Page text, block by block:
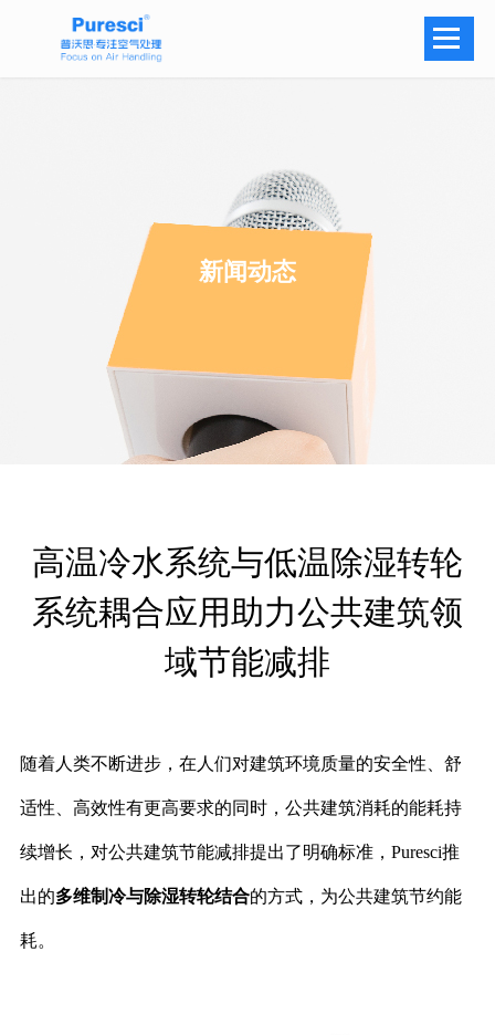
新闻动态
高温冷水系统与低温除湿转轮
系统耦合应用助力公共建筑领
域节能减排
随着人类不断进步，在人们对建筑环境质量的安全性、舒
适性、高效性有更高要求的同时，公共建筑消耗的能耗持
续增长，对公共建筑节能减排提出了明确标准， Puresci推
出的多维制冷与除湿转轮结合的方式，为公共建筑节约能
耗。